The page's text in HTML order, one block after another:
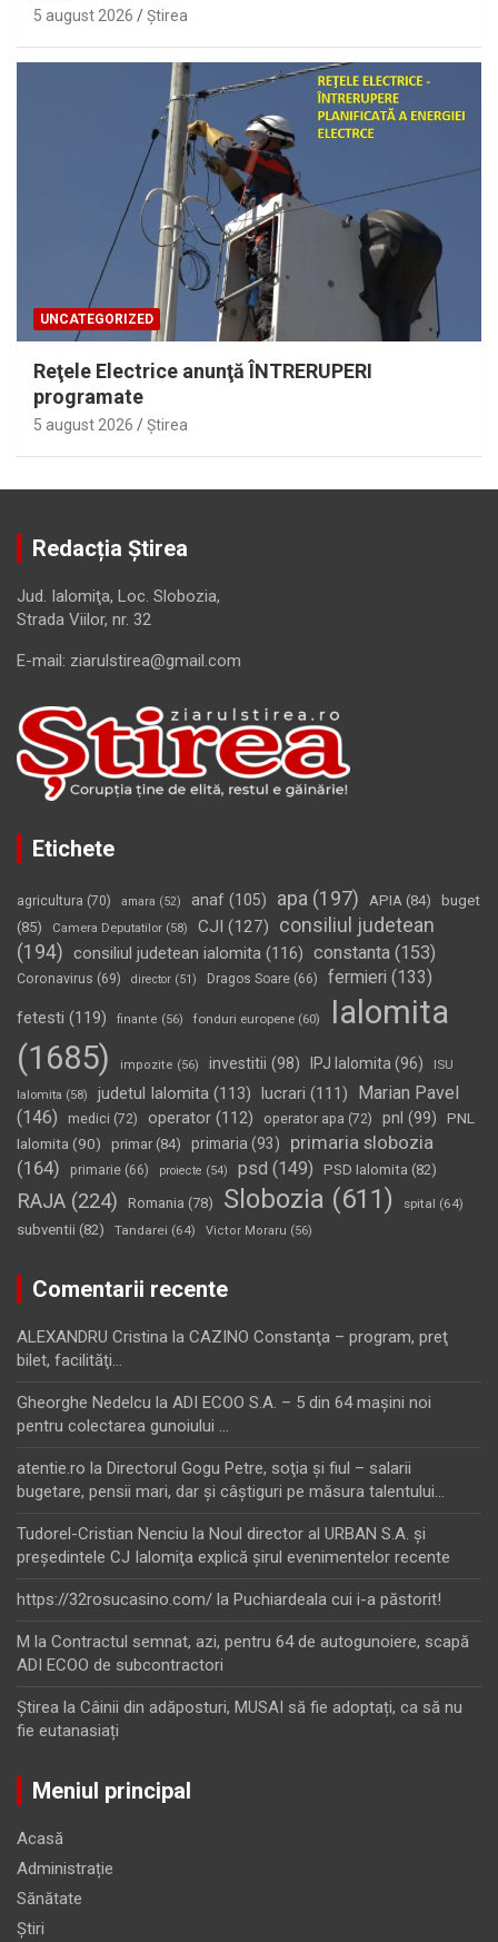
5 august 2026 Ştirea
UNCATEGORIZED
Reţele Electrice anunţă ÎNTRERUPERI
programate
5 august 2026 Ştirea
Redacția Știrea
Jud. Ialomiţa, Loc. Slobozia,
Strada Viilor, nr. 32
E-mail: ziarulstirea@gmail.com
Etichete
agricultura (70) amara (52) anaf (105) apa (197) APIA (84)
buget
(85)
Camera Deputatilor (58) CJI (127)
consiliul judetean
(194) consiliul judetean ialomita (116) constanta (153)
Coronavirus (69) director (51) Dragos Soare (66) fermieri (133)
fetesti (119) finante (56) fonduri europene (60)
Ialomita
(1685)
impozite (56) investitii (98) IPJ Ialomita (96) ISU
Ialomita (58) judetul Ialomita (113) lucrari (111)
Marian Pavel
(146)
medici (72) operator (112) operator apa (72) pnl (99)
PNL
Ialomita (90) primar(84) primaria (93)
primaria slobozia
(164)
primarie (66) proiecte (54) psd (149) PSD Ialomita (82)
RAJA (224) Romania (78) Slobozia (611) spital (64)
subventii (82) Tandarei (64) Victor Moraru (56)
Comentarii recente
ALEXANDRU Cristina la CAZINO Constanţa – program, preţ
bilet, facilităţi…
Gheorghe Nedelcu la ADI ECOO S.A. – 5 din 64 maşini noi
pentru colectarea gunoiului …
atentie.ro la Directorul Gogu Petre, soţia şi fiul – salarii
bugetare, pensii mari, dar şi câştiguri pe măsura talentului…
Tudorel-Cristian Nenciu la Noul director al URBAN S.A. şi
preşedintele CJ Ialomiţa explică şirul evenimentelor recente
https://32rosucasino.com/ la Puchiardeala cui i-a păstorit!
M la Contractul semnat, azi, pentru 64 de autogunoiere, scapă
ADI ECOO de subcontractori
Ştirea la Câinii din adăposturi, MUSAI să fie adoptați, ca să nu
fie eutanasiați
Meniul principal
Acasă
Administrație
Sănătate
Știri